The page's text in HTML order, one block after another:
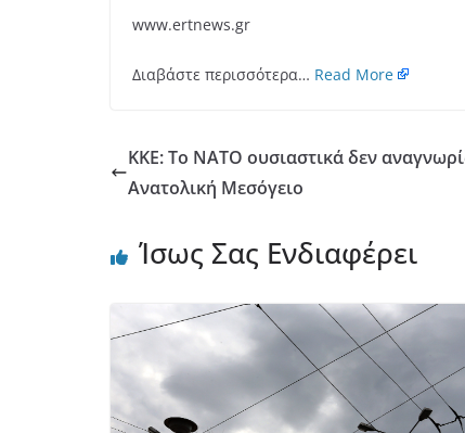
www.ertnews.gr
Διαβάστε περισσότερα… Read More
KKE: Το ΝΑΤΟ ουσιαστικά δεν
Ανατολική Μεσόγειο
Ίσως Σας Ενδιαφέρει